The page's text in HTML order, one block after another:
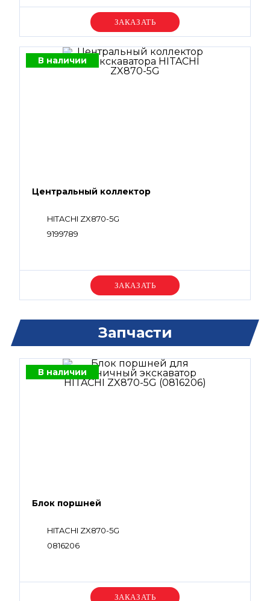
Уточняйте цену
В наличии
Центральный коллектор
HITACHI ZX870-5G
9199789
Уточняйте цену
Запчасти
В наличии
Блок поршней
HITACHI ZX870-5G
0816206
Уточняйте цену